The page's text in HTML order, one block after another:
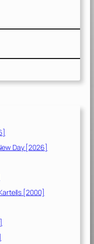
Day [2026]
[2000]